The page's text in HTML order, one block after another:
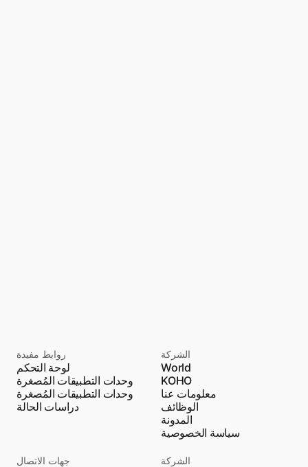
روابط مفيدة
لوحة التحكم
وحدات التطبيقات المُصغرة
وحدات التطبيقات المُصغرة
دراسات الحالة
الشركة
World
KOHO
معلومات عنا
الوظائف
المدونة
سياسة الخصوصية
جهات الاتصال الشركة